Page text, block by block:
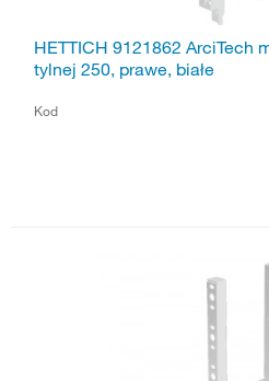
HETTICH 9121862 ArciTech
tylnej 250, prawe, białe
Kod